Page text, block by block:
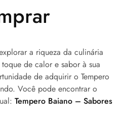
a riqueza da culinária
de calor e sabor à sua
de adquirir o Tempero
Você pode encontrar o
Tempero Baiano – Sabores